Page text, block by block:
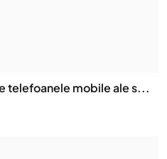
telefoanele mobile ale s...